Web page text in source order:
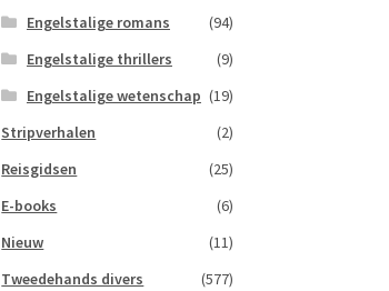
Engelstalige romans
(94)
Engelstalige thrillers
(9)
Engelstalige wetenschap (19)
Stripverhalen
(2)
Reisgidsen
(25)
E-books
(6)
Nieuw
(11)
Tweedehands divers
(577)